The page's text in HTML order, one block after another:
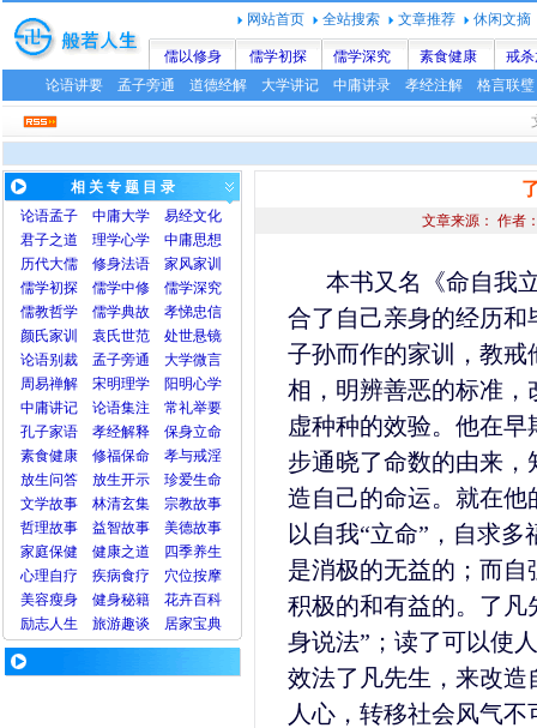
网站首页 全站搜索 文章推荐 休闲文摘
儒以修身 儒学初探 儒学深究 素食健康
戒
论语讲要
孟子旁通 道德经解 大学讲记 中庸讲录 孝经注解 格言联璧
相 关 专 题 目 录
论语孟子 中庸大学
易经文化
君子之道
理学心学
中庸思想
历代大儒
修身法语
家风家训
儒学初探
儒学中修
儒学深究
儒教哲学
儒学典故
孝悌忠信
颜氏家训
袁氏世范
处世悬镜
论语别裁
孟子旁通
大学微言
周易禅解
宋明理学
阳明心学
中庸讲记
论语集注
常礼举要
孔子家语
孝经解释
保身立命
素食健康
修福保命
孝与戒淫
放生问答
放生开示
珍爱生命
文学故事
林清玄集
宗教故事
哲理故事
益智故事
美德故事
家庭保健
健康之道
四季养生
心理自疗 疾病食疗 穴位按摩
美容瘦身 健身秘籍 花卉百科
励志人生
旅游趣谈 居家宝典
文章来源： 作者
本书又名《命自我
合了自己亲身的经历
子孙而作的家训，教
相，明辨善恶的标准
虚种种的效验。他在
步通晓了命数的由来
造自己的命运。就在
以自我“立命”，自求
是消极的无益的；而自
积极的和有益的。了凡
身说法”；读了可以使
效法了凡先生，来改
人心，转移社会风气